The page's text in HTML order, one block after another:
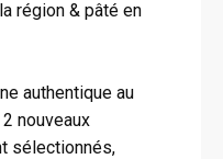
région & pâté en
authentique au
nouveaux
sélectionnés,